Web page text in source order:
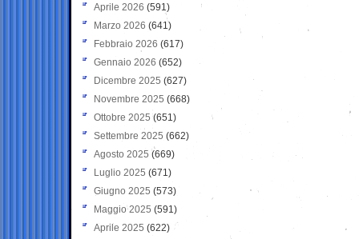
Aprile 2026 (591)
Marzo 2026 (641)
Febbraio 2026 (617)
Gennaio 2026 (652)
Dicembre 2025 (627)
Novembre 2025 (668)
Ottobre 2025 (651)
Settembre 2025 (662)
Agosto 2025 (669)
Luglio 2025 (671)
Giugno 2025 (573)
Maggio 2025 (591)
Aprile 2025 (622)